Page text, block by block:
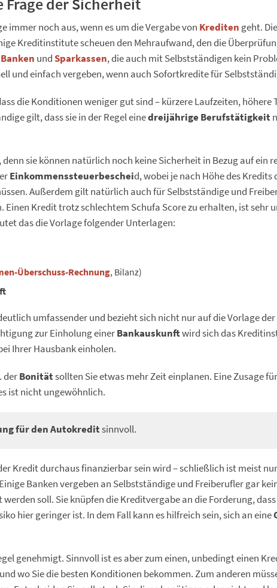
immer noch aus, wenn es um die Vergabe von Krediten geht.
Kreditinstitute scheuen den Mehraufwand, den die
Banken undSparkassen, die auch mit Selbstständigen kein
und einfach vergeben, wenn auch Sofortkredite für
die Konditionen weniger gut sind – kürzere Laufzeiten, höhere
gilt, dass sie in der Regel einedreijährige Berufstätigkeit
sie können natürlich noch keine Sicherheit in Bezug auf ein
Einkommenssteuerbescheid, wobei je nach Höhe des Kredits
Außerdem gilt natürlich auch für Selbstständige und
Kredit trotz schlechtem Schufa Score zu erhalten, ist sehr
das die Vorlage folgender Unterlagen:
Überschuss-Rechnung, Bilanz)
umfassender und bezieht sich nicht nur auf die Vorlage
zur Einholung einerBankauskunftwird sich das
Ihrer Hausbank einholen.
derBonitätsollten Sie etwas mehr Zeit einplanen. Eine Zusage
ist nicht ungewöhnlich.
für den Autokreditsinnvoll.
Kredit durchaus finanzierbar sein wird – schließlich ist meist
Banken vergeben an Selbstständige und Freiberufler gar
soll. Sie knüpfen die Kreditvergabe an die Forderung,
hier geringer ist. In dem Fall kann es hilfreich sein, sich an eine
genehmigt. Sinnvoll ist es aber zum einen, unbedingt einen
wo Sie die besten Konditionen bekommen. Zum anderen